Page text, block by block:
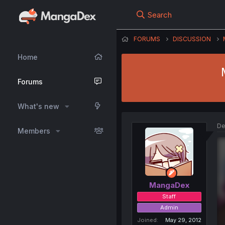
Home
Forums
What's new
Members
Search
FORUMS DISCUSSION
MangaDex
Staff
Admin
Joined
May 29, 2012